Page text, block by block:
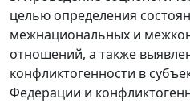
целью определения
межнациональных и
отношений, а также
конфликтогенности в
Федерации и